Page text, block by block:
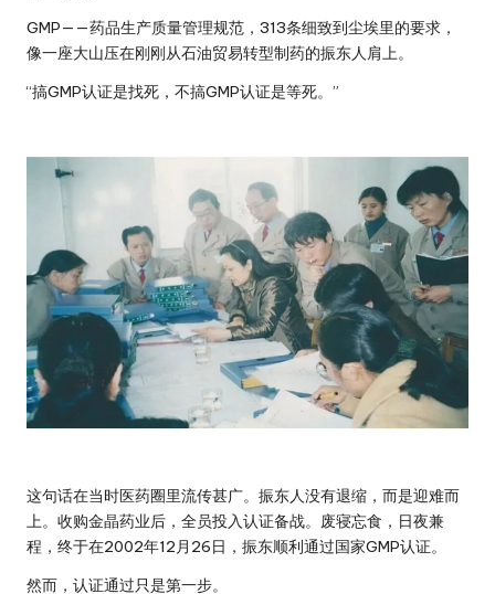
GMP——药品生产质量管理规范，313条细致到尘埃里的要求，
像一座大山压在刚刚从石油贸易转型制药的振东人肩上。
“搞GMP认证是找死，不搞GMP认证是等死。”
这句话在当时医药圈里流传甚广。振东人没有退缩，而是迎难而
上。收购金晶药业后，全员投入认证备战。废寝忘食，日夜兼
程，终于在2002年12月26日，振东顺利通过国家GMP认证。
然而，认证通过只是第一步。